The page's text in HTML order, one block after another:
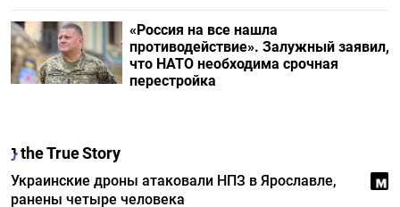
«Россия на все нашла
противодействие». Залужный заявил,
что НАТО необходима срочная
перестройка